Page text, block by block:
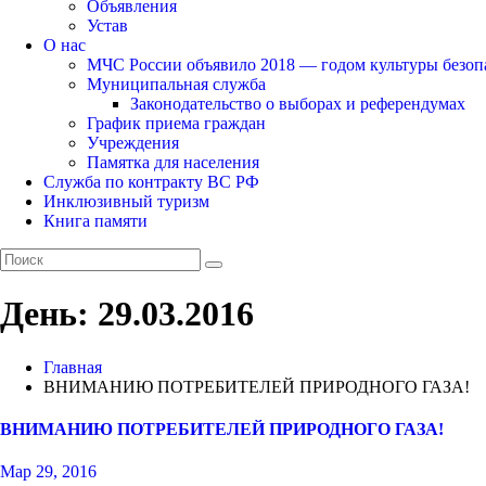
Объявления
Устав
О нас
МЧС России объявило 2018 — годом культуры
Муниципальная служба
Законодательство о выборах и референдумах
График приема граждан
Учреждения
Памятка для населения
Служба по контракту ВС РФ
Инклюзивный туризм
Книга памяти
День: 29.03.2016
Главная
ВНИМАНИЮ ПОТРЕБИТЕЛЕЙ ПРИРОДНОГО ГАЗА!
ВНИМАНИЮ ПОТРЕБИТЕЛЕЙ ПРИРОДНОГО ГАЗА!
Мар 29, 2016